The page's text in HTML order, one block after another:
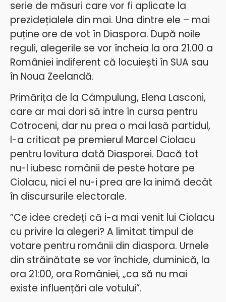
serie de măsuri care vor fi aplicate la
prezidețialele din mai. Una dintre ele – mai
puține ore de vot în Diaspora. După noile
reguli, alegerile se vor încheia la ora 21.00 a
României indiferent că locuiești în SUA sau
în Noua Zeelandă.
Primărița de la Câmpulung, Elena Lasconi,
care ar mai dori să intre în cursa pentru
Cotroceni, dar nu prea o mai lasă partidul,
l-a criticat pe premierul Marcel Ciolacu
pentru lovitura dată Diasporei. Dacă tot
nu-l iubesc românii de peste hotare pe
Ciolacu, nici el nu-i prea are la inimă decât
în discursurile electorale.
”Ce idee credeți că i-a mai venit lui Ciolacu
cu privire la alegeri? A limitat timpul de
votare pentru românii din diaspora. Urnele
din străinătate se vor închide, duminică, la
ora 21:00, ora României, „ca să nu mai
existe influențări ale votului”.